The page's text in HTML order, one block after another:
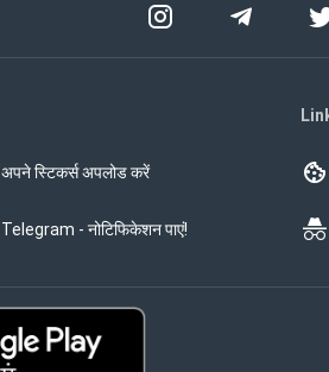
अपने स्टिकर्स अपलोड करें
Telegram - नोटिफिकेशन पाएं!